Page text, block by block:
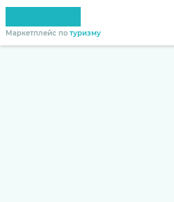
Маркетплейс по туризму